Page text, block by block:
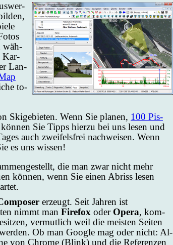
wäh­
Kar­
Lan­
to­
Ski­ge­bie­ten. Wenn Sie pla­nen, 100 Pis­
Sie Tipps hier­zu bei uns le­sen und
auch zwei­fels­frei nach­wei­sen. Wenn
es uns wis­sen!
die man zwar nicht mehr
kön­nen, wenn Sie ei­nen Abriss le­sen
er­zeugt. Seit Jah­ren ist
nimmt man Fi­re­fox oder Ope­ra, kom­
ver­mut­lich weil die meis­ten Sei­ten
Ob man Goo­gle mag oder nicht: Al­
von Chro­me (Blink) und die Re­fe­ren­zen